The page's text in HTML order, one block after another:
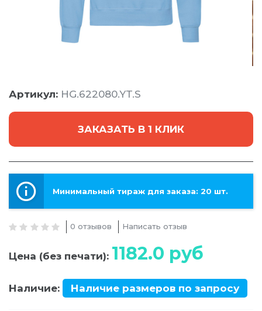
Артикул: HG.622080.YT.S
ЗАКАЗАТЬ В 1 КЛИК
Минимальный тираж для заказа: 20 шт.
0 отзывов Написать отзыв
Цена (без печати): 1182.0 руб
Наличие: Наличие размеров по запросу